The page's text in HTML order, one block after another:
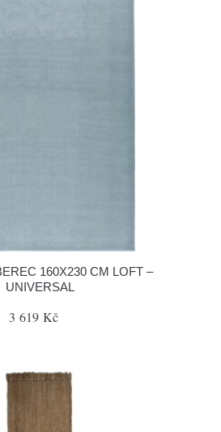
160X230 CM LOFT –
UNIVERSAL
3 619 Kč